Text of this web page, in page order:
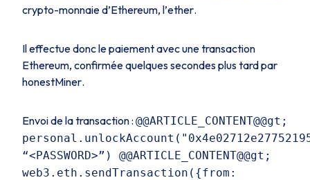
crypto-monnaie d’Ethereum, l’ether.
Il effectue donc le paiement avec une transaction
Ethereum, confirmée quelques secondes plus tard par
honestMiner.
Envoi de la transaction : @@ARTICLE_CONTENT@@gt;
“<PASSWORD>”) @@ARTICLE_CONTENT@@gt;
web3.eth.sendTransaction({from: